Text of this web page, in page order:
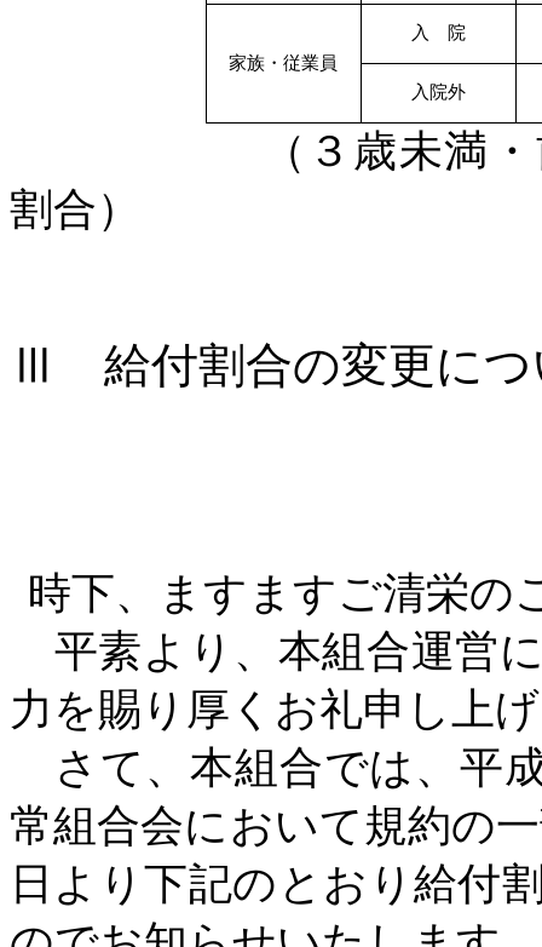
家族・従業員
入 院
入院外
（３歳未満
割合）
Ⅲ 給付割合の変更につ
時下、ますますご清栄の
平素より、本組合運営
力を賜り厚くお礼申し上
さて、本組合では、平
常組合会において規約の
日より下記のとおり給付